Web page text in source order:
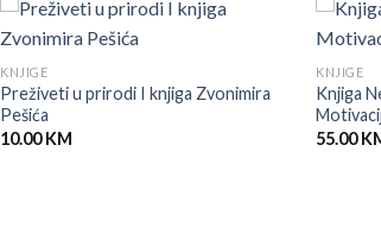
KNJIGE
Preživeti u prirodi I knjiga Zvonimira
Pešića
10.00KM
KNJIGE
Knjiga
55.00